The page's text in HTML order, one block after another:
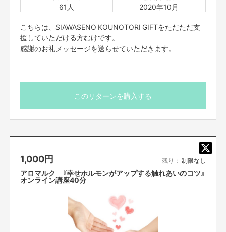
61人
2020年10月
こちらは、SIAWASENO KOUNOTORI GIFTをただただ支
援していただける方むけです。
感謝のお礼メッセージを送らせていただきます。
このリターンを購入する
1,000円 残り： 制限なし
アロマルク 『幸せホルモンがアップする触れあいのコツ』
オンライン講座40分